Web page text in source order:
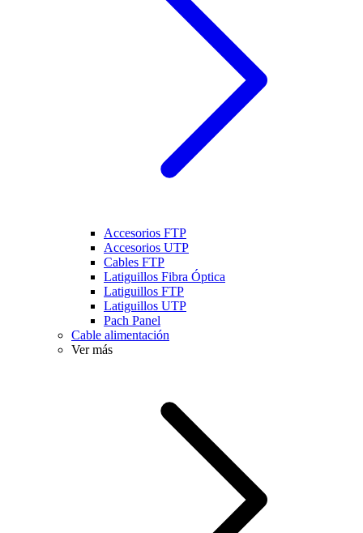
Accesorios FTP
Accesorios UTP
Cables FTP
Latiguillos Fibra Óptica
Latiguillos FTP
Latiguillos UTP
Pach Panel
Cable alimentación
Ver más